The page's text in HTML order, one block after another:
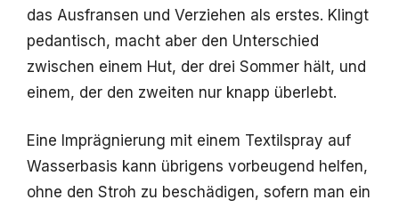
das Ausfransen und Verziehen als erstes. Klingt
pedantisch, macht aber den Unterschied
zwischen einem Hut, der drei Sommer hält, und
einem, der den zweiten nur knapp überlebt.
Eine Imprägnierung mit einem Textilspray auf
Wasserbasis kann übrigens vorbeugend helfen,
ohne den Stroh zu beschädigen, sofern man ein